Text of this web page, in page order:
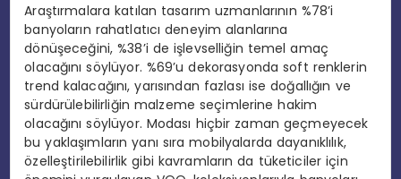
Araştırmalara katılan tasarım uzmanlarının %78’i
banyoların rahatlatıcı deneyim alanlarına
dönüşeceğini, %38’i de işlevselliğin temel amaç
olacağını söylüyor. %69’u dekorasyonda soft renklerin
trend kalacağını, yarısından fazlası ise doğallığın ve
sürdürülebilirliğin malzeme seçimlerine hakim
olacağını söylüyor. Modası hiçbir zaman geçmeyecek
bu yaklaşımların yanı sıra mobilyalarda dayanıklılık,
özelleştirilebilirlik gibi kavramların da tüketiciler için